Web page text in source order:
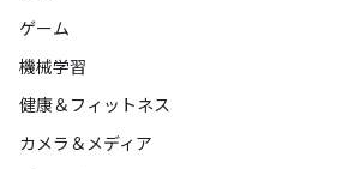
ゲーム
機械学習
健康＆フィットネス
カメラ＆メディア